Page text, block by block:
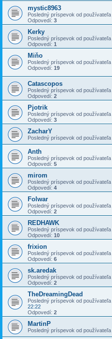
mystic8963
Posledný príspevok od používateľa
Odpovedí: 3
Kerky
Posledný príspevok od používateľa
Odpovedí: 1
Miňo
Posledný príspevok od používateľa
Odpovedí: 19
Catascopos
Posledný príspevok od používateľa
Odpovedí: 2
Pjotrik
Posledný príspevok od používateľa
Odpovedí: 3
ZacharY
Posledný príspevok od používateľa
Anth
Posledný príspevok od používateľa
Odpovedí: 5
mirom
Posledný príspevok od používateľa
Odpovedí: 4
Folwar
Posledný príspevok od používateľa
Odpovedí: 2
REDHAWK
Posledný príspevok od používateľa
Odpovedí: 10
frixion
Posledný príspevok od používateľa
Odpovedí: 6
sk.aredak
Posledný príspevok od používateľa
Odpovedí: 2
TheDreamingDead
Posledný príspevok od používateľa
22:22
Odpovedí: 2
MartinP
Posledný príspevok od používateľa